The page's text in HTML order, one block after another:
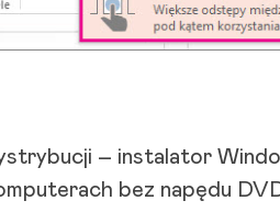
– instalator
bez napędu